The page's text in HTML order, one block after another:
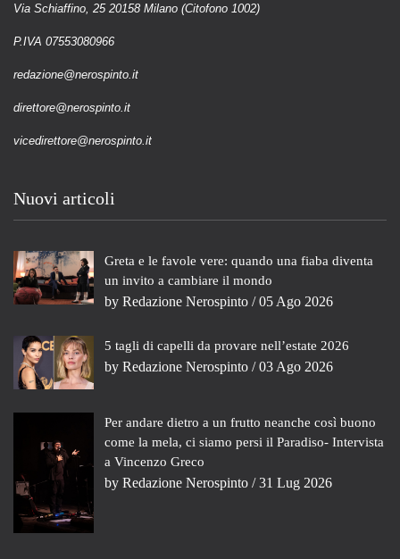
Via Schiaffino, 25 20158 Milano (Citofono 1002)
P.IVA 07553080966
redazione@nerospinto.it
direttore@nerospinto.it
vicedirettore@nerospinto.it
Nuovi articoli
Greta e le favole vere: quando una fiaba diventa
un invito a cambiare il mondo
by Redazione Nerospinto / 05 Ago 2026
5 tagli di capelli da provare nell’estate 2026
by Redazione Nerospinto / 03 Ago 2026
Per andare dietro a un frutto neanche così buono
come la mela, ci siamo persi il Paradiso- Intervista
a Vincenzo Greco
by Redazione Nerospinto / 31 Lug 2026